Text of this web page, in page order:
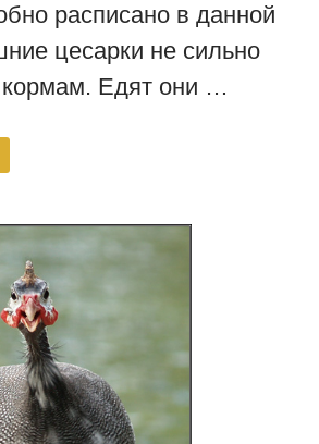
расписано в данной
цесарки не сильно
кормам. Едят они …